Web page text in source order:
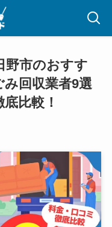
野市のおすす
み回収業者9選
比較！